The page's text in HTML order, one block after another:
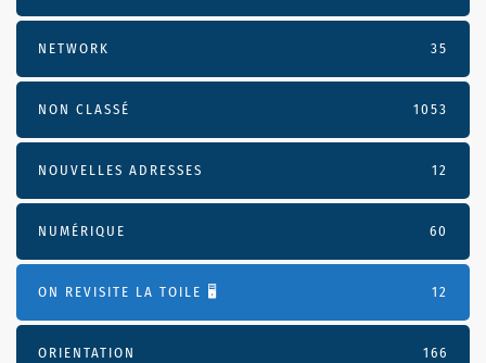
NETWORK 35
NON CLASSÉ 1053
NOUVELLES ADRESSES 12
NUMÉRIQUE 60
ON REVISITE LA TOILE 🖥️ 12
ORIENTATION 166